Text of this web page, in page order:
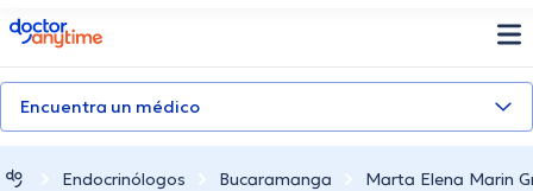
doctoranytime
Encuentra un médico
Endocrinólogos Bucaramanga Marta Elena Marin